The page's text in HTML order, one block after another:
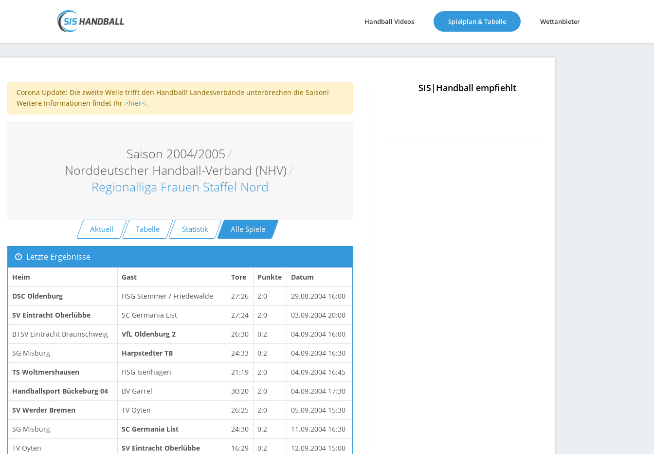
Handball Videos Spielplan & Tabelle(current) Wettanbieter
Corona Update: Die zweite Welle trifft den Handball! Landesverbände unterbrechen die Saison!
Weitere Informationen findet Ihr >hier<.
Saison 2004/2005/
Norddeutscher Handball-Verband (NHV)/
Regionalliga Frauen Staffel Nord
Aktuell Tabelle Statistik Alle Spiele
Letzte Ergebnisse
Heim Gast Tore Punkte Datum
DSC Oldenburg HSG Stemmer / Friedewalde 27:26 2:0 29.08.2004 16:00
SV Eintracht Oberlübbe SC Germania List 27:24 2:0 03.09.2004 20:00
BTSV Eintracht Braunschweig VfL Oldenburg 2 26:30 0:2 04.09.2004 16:00
SG Misburg Harpstedter TB 24:33 0:2 04.09.2004 16:30
TS Woltmershausen HSG Isenhagen 21:19 2:0 04.09.2004 16:45
Handballsport Bückeburg 04 BV Garrel 30:20 2:0 04.09.2004 17:30
SV Werder Bremen TV Oyten 26:25 2:0 05.09.2004 15:30
SG Misburg SC Germania List 24:30 0:2 11.09.2004 16:30
TV Oyten SV Eintracht Oberlübbe 16:29 0:2 12.09.2004 15:00
SIS|Handball empfiehlt